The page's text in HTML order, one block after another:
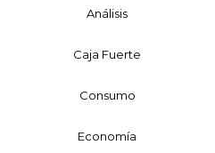
Análisis
Caja Fuerte
Consumo
Economía